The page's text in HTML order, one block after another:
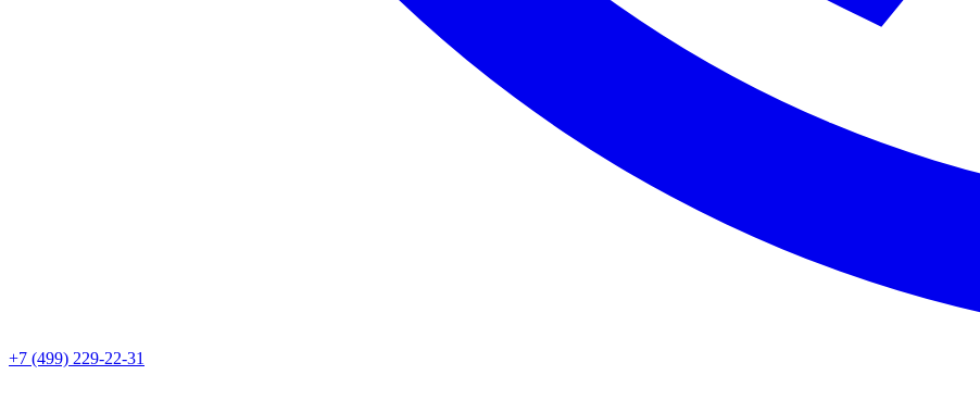
+7 (499) 229-22-31